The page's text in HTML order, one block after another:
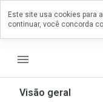
menu
Visão geral
um
Este site usa cookies para
continuar, você concorda